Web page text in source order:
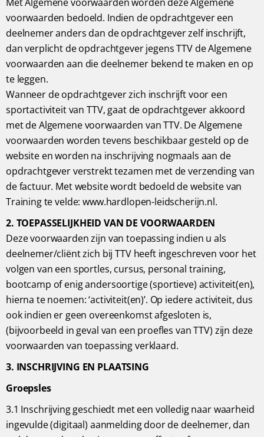
voorwaarden bedoeld. Indien de opdrachtgever een
deelnemer anders dan de opdrachtgever zelf inschrijft,
dan verplicht de opdrachtgever jegens TTV de Algemene
voorwaarden aan die deelnemer bekend te maken en op
te leggen.
Wanneer de opdrachtgever zich inschrijft voor een
sportactiviteit van TTV, gaat de opdrachtgever akkoord
met de Algemene voorwaarden van TTV. De Algemene
voorwaarden worden tevens beschikbaar gesteld op de
website en worden na inschrijving nogmaals aan de
opdrachtgever verstrekt tezamen met de verzending van
de factuur. Met website wordt bedoeld de website van
Training te velde:www.hardlopen-leidscherijn.nl.
2. TOEPASSELIJKHEID VAN DE VOORWAARDEN
Deze voorwaarden zijn van toepassing indien u als
deelnemer/cliënt zich bij TTV heeft ingeschreven voor het
volgen van een sportles, cursus, personal training,
bootcamp of enig andersoortige (sportieve) activiteit(en),
hierna te noemen: ‘activiteit(en)’. Op iedere activiteit, dus
ook indien er geen overeenkomst afgesloten is,
(bijvoorbeeld in geval van een proefles van TTV) zijn deze
voorwaarden van toepassing verklaard.
3. INSCHRIJVING EN PLAATSING
Groepsles
3.1 Inschrijving geschiedt met een volledig naar waarheid
ingevulde (digitaal) aanmelding door de deelnemer, dan